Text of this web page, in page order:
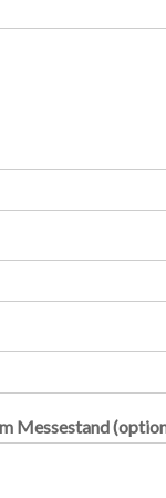
Messestand